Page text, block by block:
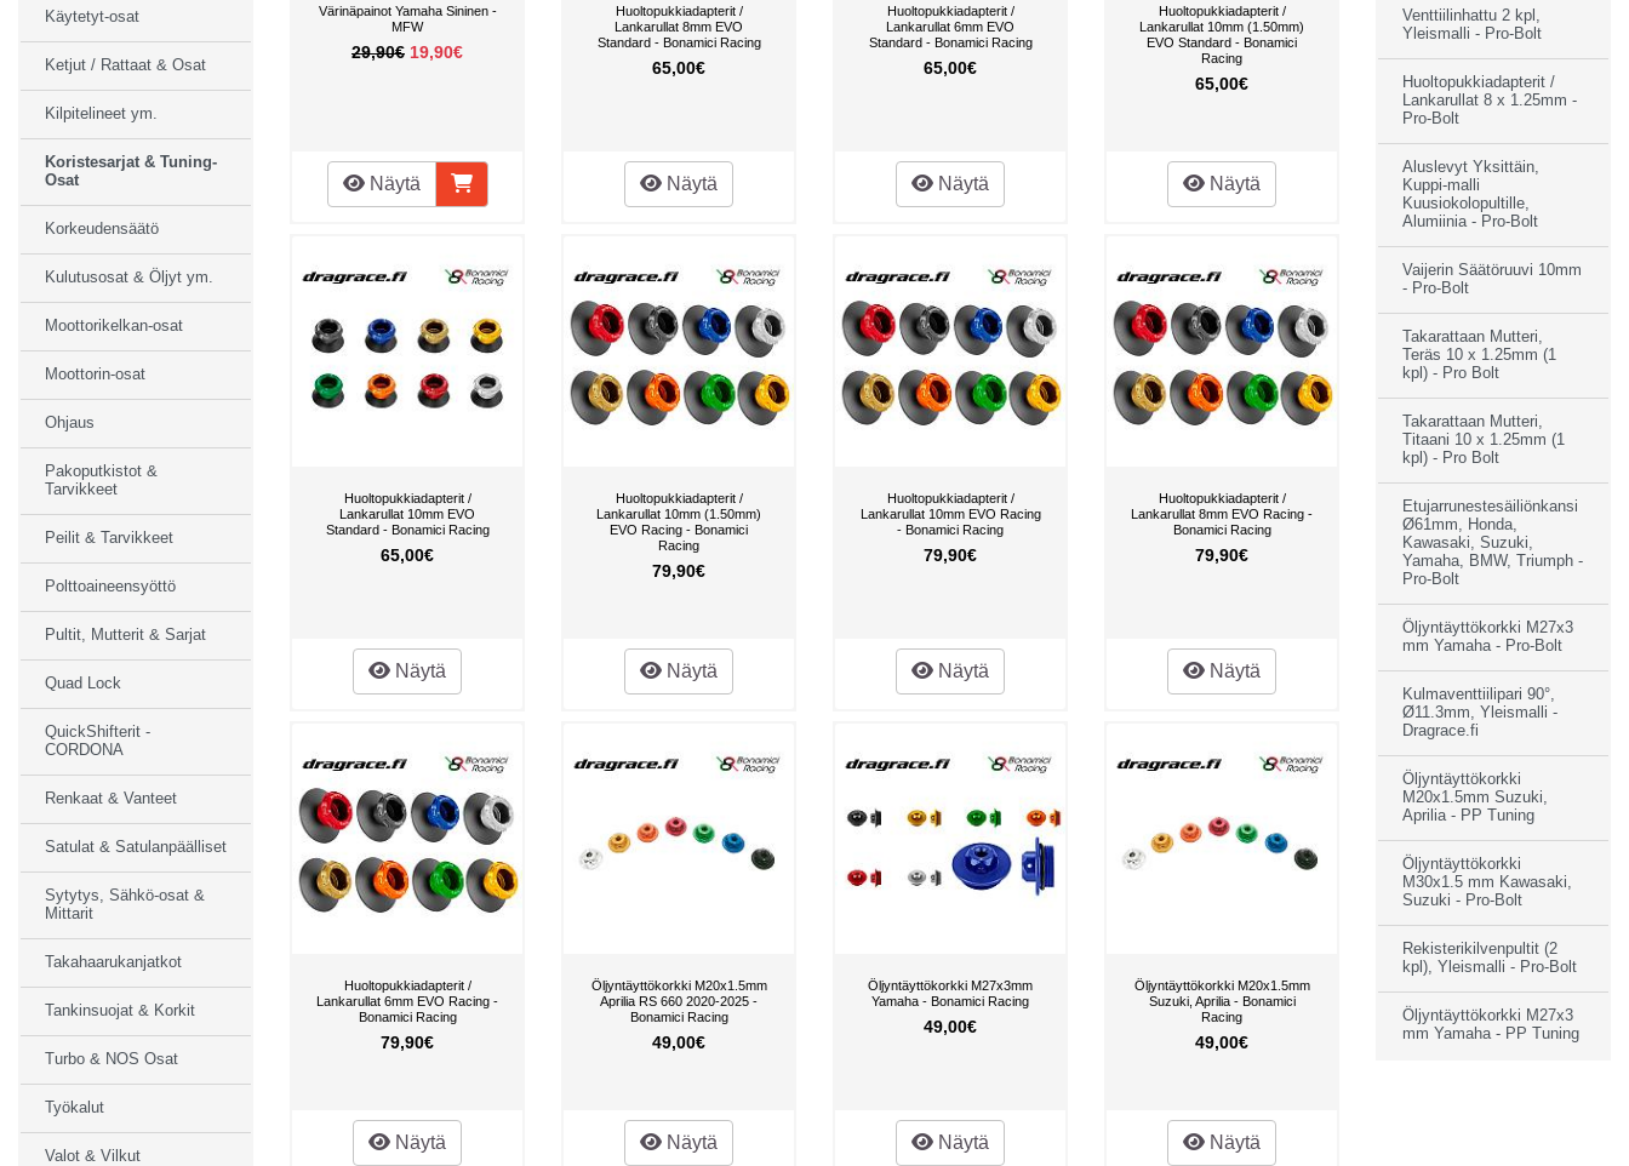
Värinäpainot Yamaha Sininen -
MFW
29,90€ 19,90€
Näytä
Huoltopukkiadapterit /
Lankarullat 8mm EVO
Standard - Bonamici Racing
65,00€
Näytä
Huoltopukkiadapterit /
Lankarullat 6mm EVO
Standard - Bonamici Racing
65,00€
Näytä
Huoltopukkiadapterit /
Lankarullat 10mm (1.50mm)
EVO Standard - Bonamici
Racing
65,00€
Näytä
Huoltopukkiadapterit /
Lankarullat 10mm EVO
Standard - Bonamici Racing
65,00€
Näytä
Huoltopukkiadapterit /
Lankarullat 10mm (1.50mm)
EVO Racing - Bonamici
Racing
79,90€
Näytä
Huoltopukkiadapterit /
Lankarullat 10mm EVO Racing
- Bonamici Racing
79,90€
Näytä
Huoltopukkiadapterit /
Lankarullat 8mm EVO Racing -
Bonamici Racing
79,90€
Näytä
Huoltopukkiadapterit /
Lankarullat 6mm EVO Racing -
Bonamici Racing
79,90€
Näytä
Öljyntäyttökorkki M20x1.5mm
Aprilia RS 660 2020-2025 -
Bonamici Racing
49,00€
Näytä
Öljyntäyttökorkki M27x3mm
Yamaha - Bonamici Racing
49,00€
Näytä
Öljyntäyttökorkki M20x1.5mm
Suzuki, Aprilia - Bonamici
Racing
49,00€
Näytä
Käytetyt-osat
Ketjut / Rattaat & Osat
Kilpitelineet ym.
Koristesarjat & Tuning-
Osat
Korkeudensäätö
Kulutusosat & Öljyt ym.
Moottorikelkan-osat
Moottorin-osat
Ohjaus
Pakoputkistot &
Tarvikkeet
Peilit & Tarvikkeet
Polttoaineensyöttö
Pultit, Mutterit & Sarjat
Quad Lock
QuickShifterit -
CORDONA
Renkaat & Vanteet
Satulat & Satulanpäälliset
Sytytys, Sähkö-osat &
Mittarit
Takahaarukanjatkot
Tankinsuojat & Korkit
Turbo & NOS Osat
Työkalut
Valot & Vilkut
Venttiilinhattu 2 kpl,
Yleismalli - Pro-Bolt
Huoltopukkiadapterit /
Lankarullat 8 x 1.25mm -
Pro-Bolt
Aluslevyt Yksittäin,
Kuppi-malli
Kuusiokolopultille,
Alumiinia - Pro-Bolt
Vaijerin Säätöruuvi 10mm
- Pro-Bolt
Takarattaan Mutteri,
Teräs 10 x 1.25mm (1
kpl) - Pro Bolt
Takarattaan Mutteri,
Titaani 10 x 1.25mm (1
kpl) - Pro Bolt
Etujarrunestesäiliönkansi
Ø61mm, Honda,
Kawasaki, Suzuki,
Yamaha, BMW, Triumph -
Pro-Bolt
Öljyntäyttökorkki M27x3
mm Yamaha - Pro-Bolt
Kulmaventtiilipari 90°,
Ø11.3mm, Yleismalli -
Dragrace.fi
Öljyntäyttökorkki
M20x1.5mm Suzuki,
Aprilia - PP Tuning
Öljyntäyttökorkki
M30x1.5 mm Kawasaki,
Suzuki - Pro-Bolt
Rekisterikilvenpultit (2
kpl), Yleismalli - Pro-Bolt
Öljyntäyttökorkki M27x3
mm Yamaha - PP Tuning